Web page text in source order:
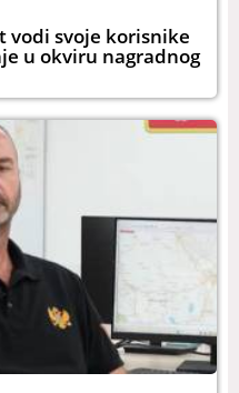
vodi svoje korisnike
u okviru nagradnog